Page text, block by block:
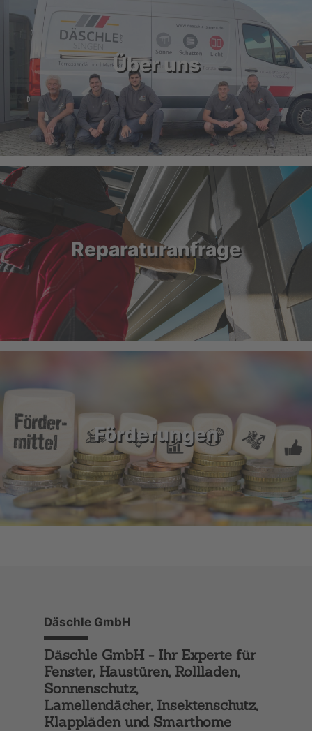
Über uns
Reparaturanfrage
Förderungen
Däschle GmbH
Däschle GmbH - Ihr Experte für
Fenster, Haustüren, Rollladen,
Sonnenschutz,
Lamellendächer, Insektenschutz,
Klappläden und Smarthome